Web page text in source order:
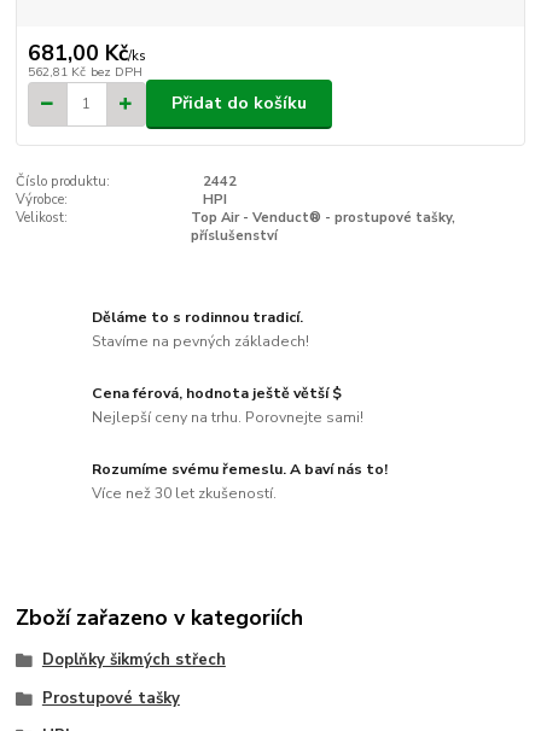
681,00 Kč/ks
562,81 Kč bez DPH
Přidat do košíku
Číslo produktu:
2442
Výrobce:
HPI
Velikost:
Top Air - Venduct® - prostupové tašky,
příslušenství
Děláme to s rodinnou tradicí.
Stavíme na pevných základech!
Cena férová, hodnota ještě větší $
Nejlepší ceny na trhu. Porovnejte sami!
Rozumíme svému řemeslu. A baví nás to!
Více než 30 let zkušeností.
Zboží zařazeno v kategoriích
Doplňky šikmých střech
Prostupové tašky